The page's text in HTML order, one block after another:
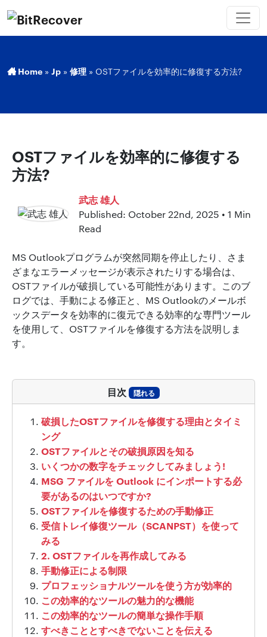
Home » Jp » 修理 » OSTファイルを効率的に修復する方法?
OSTファイルを効率的に修復する
方法?
武志 雄人
Published: October 22nd, 2025 • 1 Min
Read
MS Outlookプログラムが突然同期を停止したり、さま
ざまなエラーメッセージが表示されたりする場合は、
OSTファイルが破損している可能性があります。このブ
ログでは、手動による修正と、MS Outlookのメールボ
ックスデータを効率的に復元できる効率的な専門ツール
を使用して、OSTファイルを修復する方法を説明しま
す。
目次 隠れる
破損したOSTファイルを修復する理由とタイミ
ング
OSTファイルとその破損原因を知る
いくつかの数字をチェックしてみましょう!
MSG ファイルを Outlook にインポートする必
要があるのはいつですか?
OSTファイルを修復するための手動修正
受信トレイ修復ツール（SCANPST）を使って
みる
2. OSTファイルを再作成してみる
手動修正による制限
プロフェッショナルツールを使う方が効率的
この効率的なツールの魅力的な機能
この効率的なツールの簡単な操作手順
すべきこととすべきでないことを伝える